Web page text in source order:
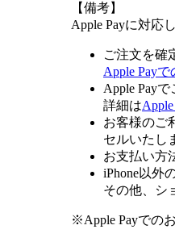
【備考】
Apple Payに対応
ご注文を確
Apple Pay
Apple Pay
詳細は
お客様のご
セルいたし
お支払い方
iPhone以外
その他、シ
※Apple Payでの